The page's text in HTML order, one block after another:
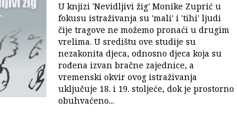
U knjizi 'Nevidljivi žig' Monike Zuprić u
fokusu istraživanja su 'mali' i 'tihi' ljudi
čije tragove ne možemo pronaći u drugim
vrelima. U središtu ove studije su
nezakonita djeca, odnosno djeca koja su
rođena izvan bračne zajednice, a
vremenski okvir ovog istraživanja
uključuje 18. i 19. stoljeće, dok je prostorno
obuhvaćeno...